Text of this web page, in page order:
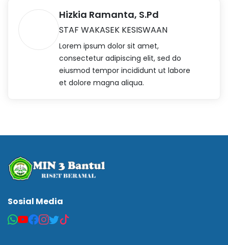
Hizkia Ramanta, S.Pd
STAF WAKASEK KESISWAAN
Lorem ipsum dolor sit amet,
consectetur adipiscing elit, sed do
eiusmod tempor incididunt ut labore
et dolore magna aliqua.
Sosial Media